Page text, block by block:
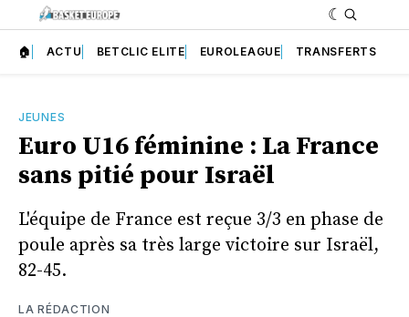
🏠 ACTU BETCLIC ELITE EUROLEAGUE TRANSFERTS
JEUNES
Euro U16 féminine : La France
sans pitié pour Israël
L'équipe de France est reçue 3/3 en phase de
poule après sa très large victoire sur Israël,
82-45.
LA RÉDACTION